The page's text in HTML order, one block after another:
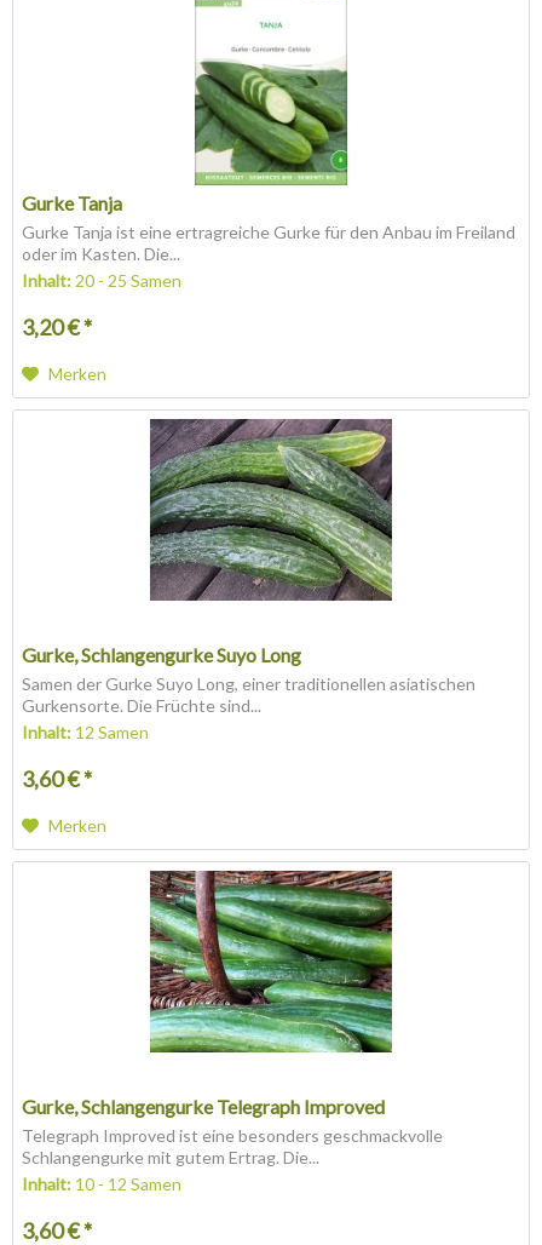
Gurke Tanja
Gurke Tanja ist eine ertragreiche Gurke für den Anbau im Freiland
oder im Kasten. Die...
Inhalt: 20 - 25 Samen
3,20 € *
Merken
Gurke, Schlangengurke Suyo Long
Samen der Gurke Suyo Long, einer traditionellen asiatischen
Gurkensorte. Die Früchte sind...
Inhalt: 12 Samen
3,60 € *
Merken
Gurke, Schlangengurke Telegraph Improved
Telegraph Improved ist eine besonders geschmackvolle
Schlangengurke mit gutem Ertrag. Die...
Inhalt: 10 - 12 Samen
3,60 € *